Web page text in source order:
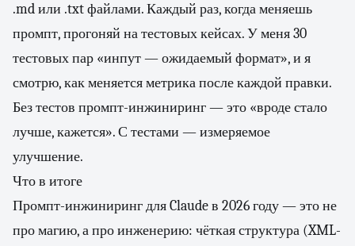
.md или .txt файлами. Каждый раз, когда меняешь
промпт, прогоняй на тестовых кейсах. У меня 30
тестовых пар «инпут — ожидаемый формат», и я
смотрю, как меняется метрика после каждой правки.
Без тестов промпт-инжиниринг — это «вроде стало
лучше, кажется». С тестами — измеряемое
улучшение.
Что в итоге
Промпт-инжиниринг для Claude в 2026 году — это не
про магию, а про инженерию: чёткая структура (XML-